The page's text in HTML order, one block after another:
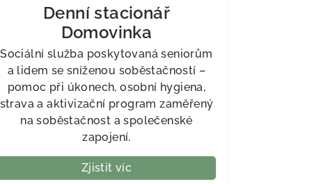
Denní stacionář
Domovinka
Sociální služba poskytovaná seniorům
a lidem se sníženou soběstačností –
pomoc při úkonech, osobní hygiena,
strava a aktivizační program zaměřený
na soběstačnost a společenské
zapojení.
Zjistit víc